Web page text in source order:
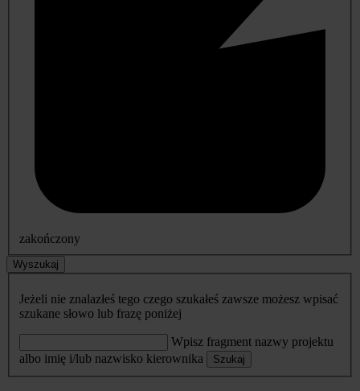
zakończony
Wyszukaj
Jeżeli nie znalazłeś tego czego szukałeś zawsze możesz wpisać
szukane słowo lub frazę poniżej
Wpisz fragment nazwy projektu
albo imię i/lub nazwisko kierownika
Szukaj